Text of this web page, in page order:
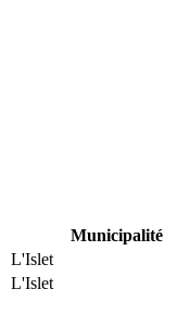
Municipalité
L'Islet
L'Islet